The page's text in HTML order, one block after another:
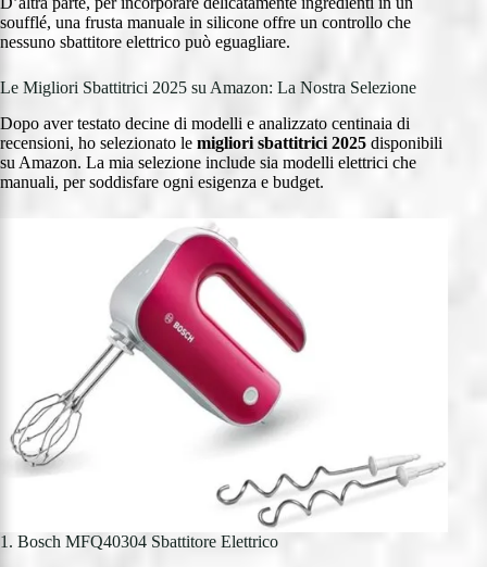
soufflé, una frusta manuale in silicone offre un controllo che
nessuno sbattitore elettrico può eguagliare.
Le Migliori Sbattitrici 2025 su Amazon: La Nostra Selezione
Dopo aver testato decine di modelli e analizzato centinaia di
recensioni, ho selezionato le migliori sbattitrici 2025 disponibili
su Amazon. La mia selezione include sia modelli elettrici che
manuali, per soddisfare ogni esigenza e budget.
1. Bosch MFQ40304 Sbattitore Elettrico